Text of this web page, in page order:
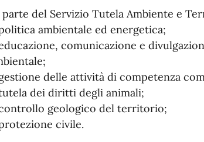
parte del Servizio Tutela Ambiente e
ambientale ed energetica;
comunicazione e
delle attività di competenza
dei diritti degli animali;
geologico del territorio;
civile.